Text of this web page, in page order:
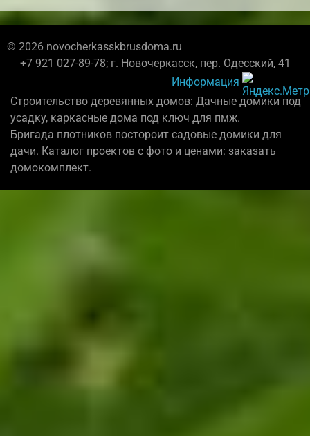
© 2026 novocherkasskbrusdoma.ru
+7 921 027-89-78; г. Новочеркасск, пер. Одесский, 41
Информация
Строительство деревянных домов: Дачные домики под
усадку, каркасные дома под ключ для пмж.
Бригада плотников постороит садовые домики для
дачи. Каталог проектов с фото и ценами: заказать
домокомплект.